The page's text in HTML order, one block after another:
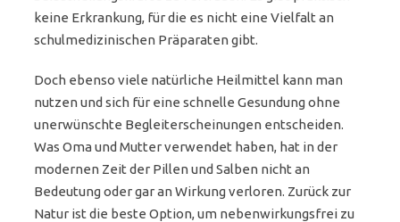
keine Erkrankung, für die es nicht eine Vielfalt an
schulmedizinischen Präparaten gibt.
Doch ebenso viele natürliche Heilmittel kann man
nutzen und sich für eine schnelle Gesundung ohne
unerwünschte Begleiterscheinungen entscheiden.
Was Oma und Mutter verwendet haben, hat in der
modernen Zeit der Pillen und Salben nicht an
Bedeutung oder gar an Wirkung verloren. Zurück zur
Natur ist die beste Option, um nebenwirkungsfrei zu